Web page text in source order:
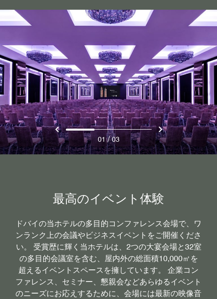
最高のイベント体験
ドバイの当ホテルの多目的コンファレンス会場で、ワ
ンランク上の会議やビジネスイベントをご開催くださ
い。 受賞歴に輝く当ホテルは、2つの大宴会場と32室
の多目的会議室を含む、屋内外の総面積10,000㎡を
超えるイベントスペースを擁しています。 企業コン
ファレンス、セミナー、懇親会などあらゆるイベント
のニーズにお応えするために、会場には最新の映像音
01 / 03